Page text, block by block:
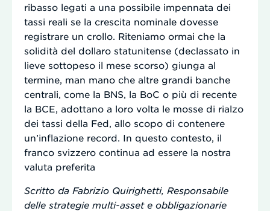
ribasso legati a una possibile impennata dei
tassi reali se la crescita nominale dovesse
registrare un crollo. Riteniamo ormai che la
solidità del dollaro statunitense (declassato in
lieve sottopeso il mese scorso) giunga al
termine, man mano che altre grandi banche
centrali, come la BNS, la BoC o più di recente
la BCE, adottano a loro volta le mosse di rialzo
dei tassi della Fed, allo scopo di contenere
un’inflazione record. In questo contesto, il
franco svizzero continua ad essere la nostra
valuta preferita
Scritto da Fabrizio Quirighetti, Responsabile
delle strategie multi-asset e obbligazionarie